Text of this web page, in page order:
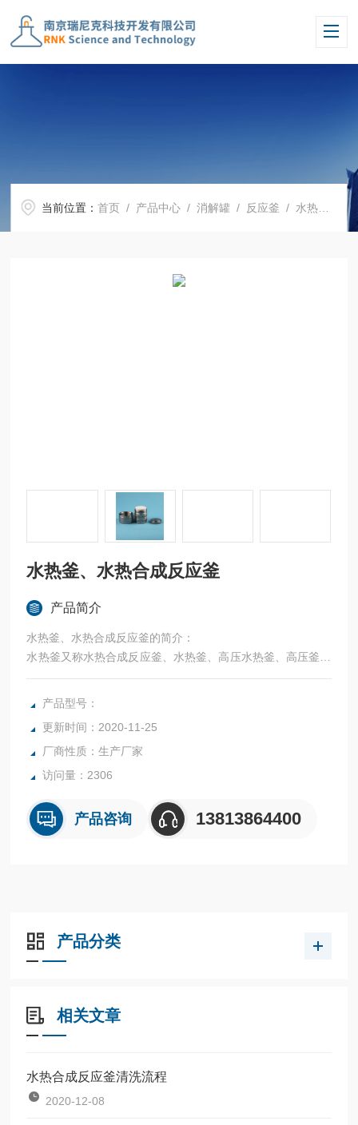
当前位置：首页 / 产品中心 /消解罐 / 反应釜 / 水热釜、水热合成反应釜
水热釜、水热合成反应釜
产品简介
水热釜、水热合成反应釜的简介：
水热釜又称水热合成反应釜、水热釜、高压水热釜、高压釜、
闷罐等。外罐不锈钢，内杯采用优质的聚四氟乙烯材质加工而
成。应用于纳米材料、化合物合成、材料制备、晶体生长等方
产品型号：
更新时间：2020-11-25
厂商性质：生产厂家
访问量：2306
产品咨询 13813864400
产品分类
相关文章
水热合成反应釜清洗流程
2020-12-08